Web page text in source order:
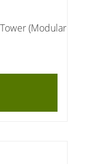
(Modular